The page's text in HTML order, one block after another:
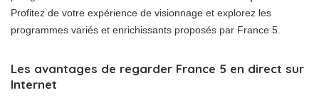
Profitez de votre expérience de visionnage et explorez les
programmes variés et enrichissants proposés par France 5.
Les avantages de regarder France 5 en direct sur
Internet